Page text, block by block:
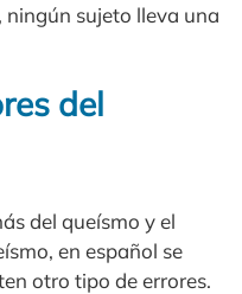
ningún sujeto lleva una
del
del queísmo y el
en español se
otro tipo de errores.